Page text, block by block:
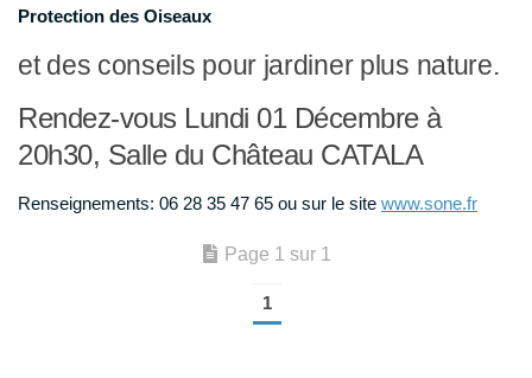
Protection des Oiseaux
et des conseils pour jardiner plus nature.
Rendez-vous Lundi 01 Décembre à
20h30, Salle du Château CATALA
Renseignements: 06 28 35 47 65 ou sur le site www.sone.fr
Page 1 sur 1
1